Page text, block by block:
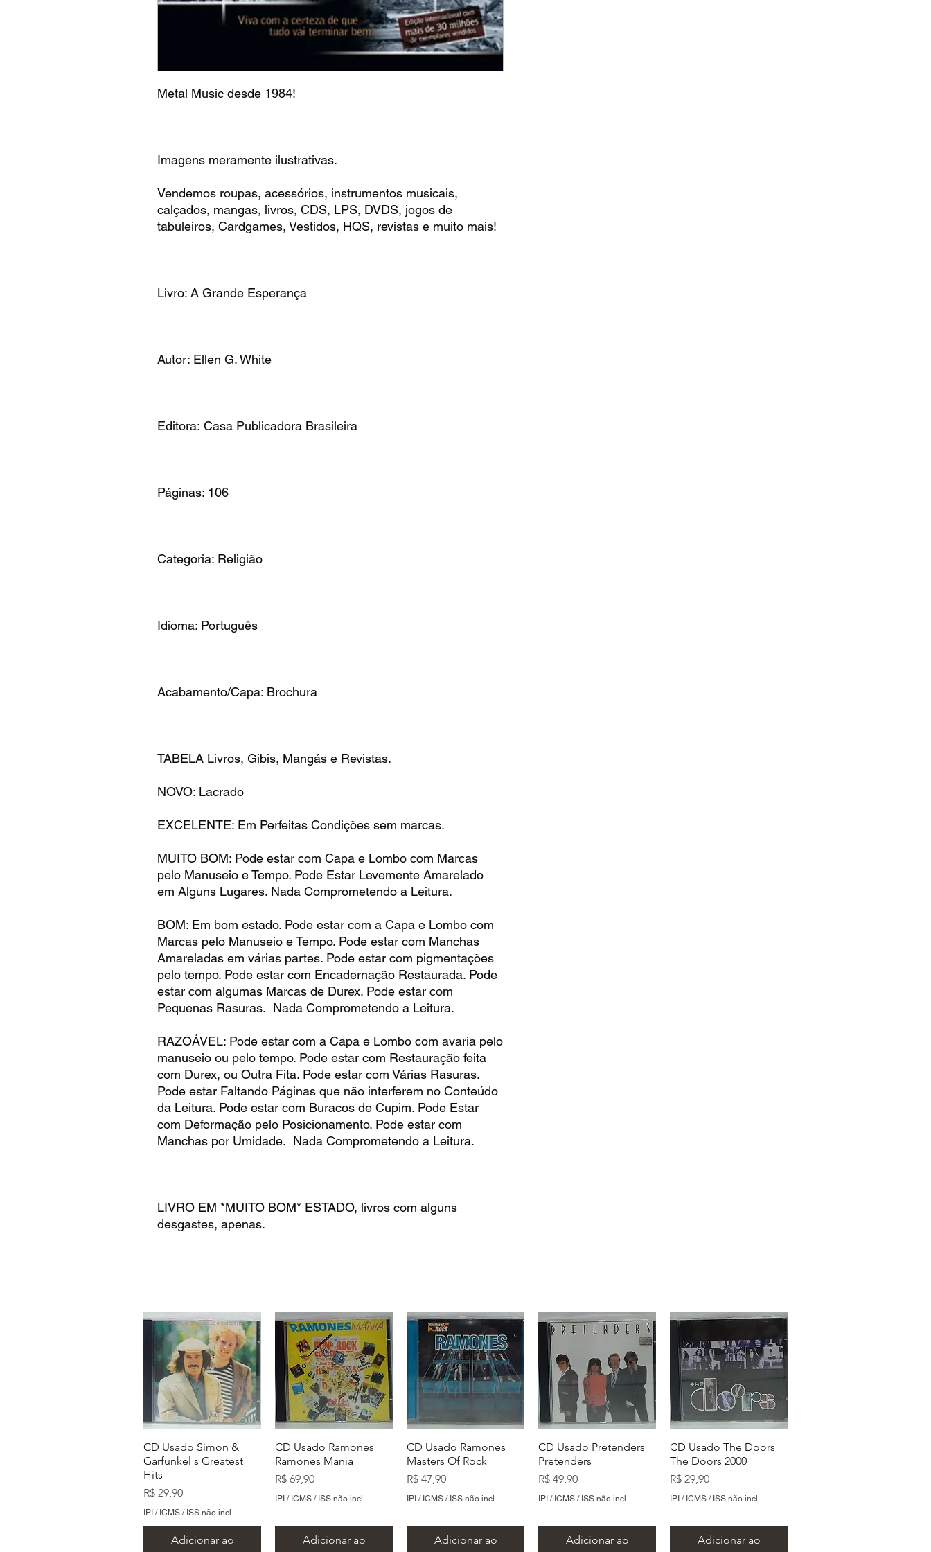
Metal Music desde 1984!
Imagens meramente ilustrativas.
Vendemos roupas, acessórios, instrumentos musicais,
calçados, mangas, livros, CDS, LPS, DVDS, jogos de
tabuleiros, Cardgames, Vestidos, HQS, revistas e muito mais!
Livro: A Grande Esperança
Autor: Ellen G. White
Editora: Casa Publicadora Brasileira
Páginas: 106
Categoria: Religião
Idioma: Português
Acabamento/Capa: Brochura
TABELA Livros, Gibis, Mangás e Revistas.
NOVO: Lacrado
EXCELENTE: Em Perfeitas Condições sem marcas.
MUITO BOM: Pode estar com Capa e Lombo com Marcas
pelo Manuseio e Tempo. Pode Estar Levemente Amarelado
em Alguns Lugares. Nada Comprometendo a Leitura.
BOM: Em bom estado. Pode estar com a Capa e Lombo com
Marcas pelo Manuseio e Tempo. Pode estar com Manchas
Amareladas em várias partes. Pode estar com pigmentações
pelo tempo. Pode estar com Encadernação Restaurada. Pode
estar com algumas Marcas de Durex. Pode estar com
Pequenas Rasuras. Nada Comprometendo a Leitura.
RAZOÁVEL: Pode estar com a Capa e Lombo com avaria pelo
manuseio ou pelo tempo. Pode estar com Restauração feita
com Durex, ou Outra Fita. Pode estar com Várias Rasuras.
Pode estar Faltando Páginas que não interferem no Conteúdo
da Leitura. Pode estar com Buracos de Cupim. Pode Estar
com Deformação pelo Posicionamento. Pode estar com
Manchas por Umidade. Nada Comprometendo a Leitura.
LIVRO EM *MUITO BOM* ESTADO, livros com alguns
desgastes, apenas.
CD Usado Simon &
Garfunkel s Greatest
Hits
Preço
R$ 29,90
IPI / ICMS / ISS não incl.
Adicionar ao
CD Usado Ramones
Ramones Mania
Preço
R$ 69,90
IPI / ICMS / ISS não incl.
Adicionar ao
CD Usado Ramones
Masters Of Rock
Preço
R$ 47,90
IPI / ICMS / ISS não incl.
Adicionar ao
CD Usado Pretenders
Pretenders
Preço
R$ 49,90
IPI / ICMS / ISS não incl.
Adicionar ao
CD Usado The Doors
The Doors 2000
Preço
R$ 29,90
IPI / ICMS / ISS não incl.
Adicionar ao